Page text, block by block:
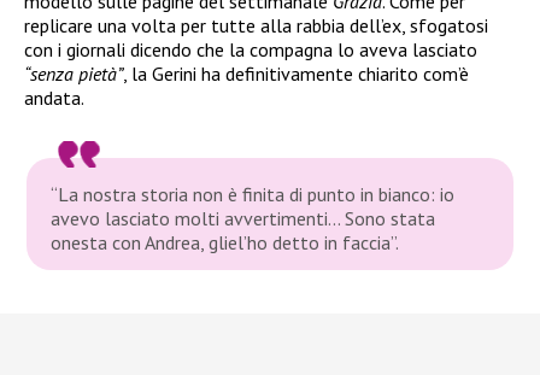
replicare una volta per tutte alla rabbia dell’ex, sfogatosi
con i giornali dicendo che la compagna lo aveva lasciato
“senza pietà”, la Gerini ha definitivamente chiarito com’è
andata.
“La nostra storia non è finita di punto in bianco: io
avevo lasciato molti avvertimenti… Sono stata
onesta con Andrea, gliel’ho detto in faccia”.